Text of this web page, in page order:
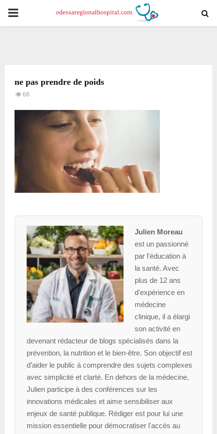
PRIMARY
ne pas prendre de poids
68
Julien Moreau
est un passionné
par l'éducation à
la santé. Avec
plus de 12 ans
d'expérience en
médecine
clinique, il a élargi
son activité en
devenant rédacteur de blogs spécialisés dans la
prévention, la nutrition et le bien-être. Son objectif est
d’aider le public à comprendre des sujets complexes
avec simplicité et clarté. En dehors de la médecine,
Julien participe à des conférences sur les
innovations médicales et aime sensibiliser aux
enjeux de santé publique. Rédiger est pour lui une
mission essentielle pour démocratiser l'accès au